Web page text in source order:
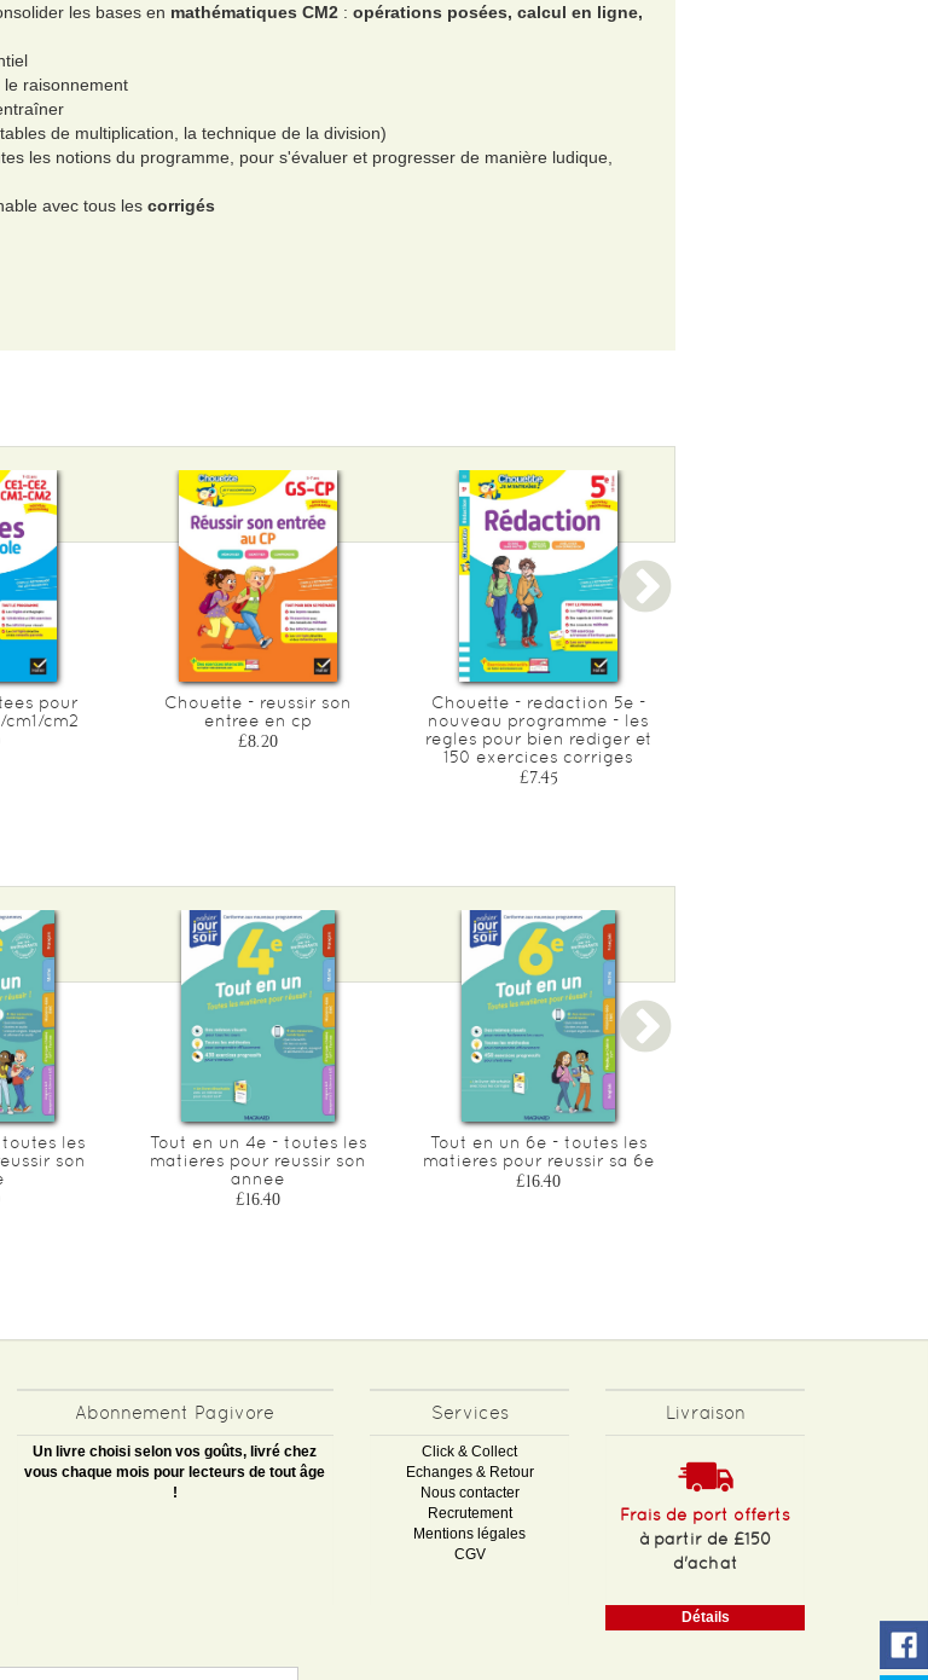
les bases en mathématiques CM2: opérations posées, calcul en ligne,
raisonnement
de multiplication, la technique de la division)
les notions du programme, pour s'évaluer et progresser de manière ludique,
avec tous les corrigés
pour
cm2
Chouette - reussir son
entree en cp
£8.20
Chouette - redaction 5e -
nouveau programme - les
regles pour bien rediger et
150 exercices corriges
£7.45
les
son
Tout en un 4e - toutes les
matieres pour reussir son
annee
£16.40
Tout en un 6e - toutes les
matieres pour reussir sa 6e
£16.40
Abonnement Pagivore
Un livre choisi selon vos goûts, livré chez
vous chaque mois pour lecteurs de tout âge
!
Services
Click & Collect
Echanges & Retour
Nous contacter
Recrutement
Mentions légales
CGV
Livraison
Frais de port offerts
à partir de £150
d'achat
Détails